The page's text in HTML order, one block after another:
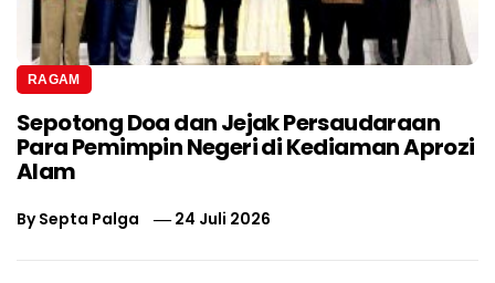
RAGAM
Sepotong Doa dan Jejak Persaudaraan
Para Pemimpin Negeri di Kediaman Aprozi
Alam
BySepta Palga 24 Juli 2026